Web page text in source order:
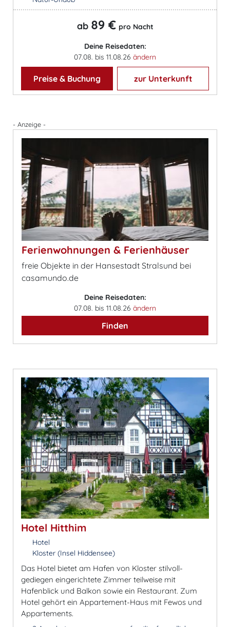
ab 89 € pro Nacht
Deine Reisedaten:
07.08. bis 11.08.26 ändern
Preise & Buchung zur Unterkunft
- Anzeige -
Ferienwohnungen & Ferienhäuser
freie Objekte in der Hansestadt Stralsund bei
casamundo.de
Deine Reisedaten:
07.08. bis 11.08.26 ändern
Finden
Hotel Hitthim
Hotel
Kloster (Insel Hiddensee)
Das Hotel bietet am Hafen von Kloster stilvoll-
gediegen eingerichtete Zimmer teilweise mit
Hafenblick und Balkon sowie ein Restaurant. Zum
Hotel gehört ein Appartement-Haus mit Fewos und
Appartements.